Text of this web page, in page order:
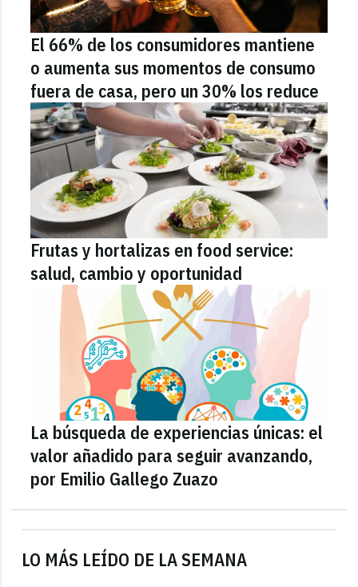
LO MÁS LEÍDO DE LA SEMANA
El 66% de los consumidores mantiene
o aumenta sus momentos de consumo
fuera de casa, pero un 30% los reduce
Frutas y hortalizas en food service:
salud, cambio y oportunidad
La búsqueda de experiencias únicas: el
valor añadido para seguir avanzando,
por Emilio Gallego Zuazo